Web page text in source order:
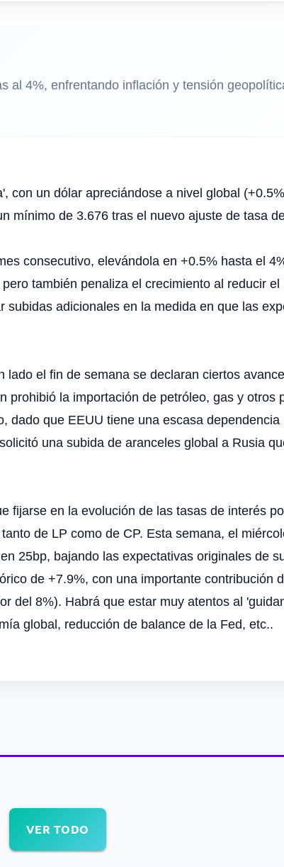
al 4%, enfrentando inflación y tensión
con un dólar apreciándose a nivel global
mínimo de 3.676 tras el nuevo ajuste de tasa
consecutivo, elevándola en +0.5% hasta el
también penaliza el crecimiento al reducir
adicionales en la medida en que las
el fin de semana se declaran ciertos
la importación de petróleo, gas y otros
dado que EEUU tiene una escasa
una subida de aranceles global a Rusia
fijarse en la evolución de las tasas de interés
de LP como de CP. Esta semana, el
25bp, bajando las expectativas originales de
de +7.9%, con una importante contribución
del 8%). Habrá que estar muy atentos al
global, reducción de balance de la Fed, etc..
VER TODO